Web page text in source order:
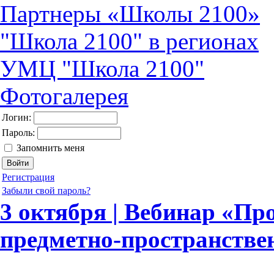
Партнеры «Школы 2100»
"Школа 2100" в регионах
УМЦ "Школа 2100"
Фотогалерея
Логин:
Пароль:
Запомнить меня
Регистрация
Забыли свой пароль?
3 октября | Вебинар
предметно-